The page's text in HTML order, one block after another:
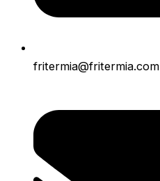
fritermia@fritermia.com